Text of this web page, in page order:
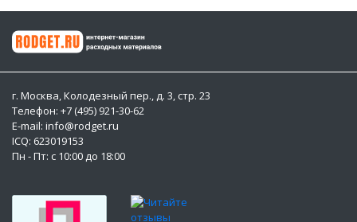
г. Москва, Колодезный пер., д. 3, стр. 23
Телефон: +7 (495) 921-30-62
E-mail: info@rodget.ru
ICQ: 623019153
Пн - Пт: с 10:00 до 18:00